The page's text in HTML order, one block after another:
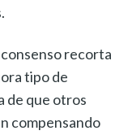
recorta
tipo de
de que otros
compensando